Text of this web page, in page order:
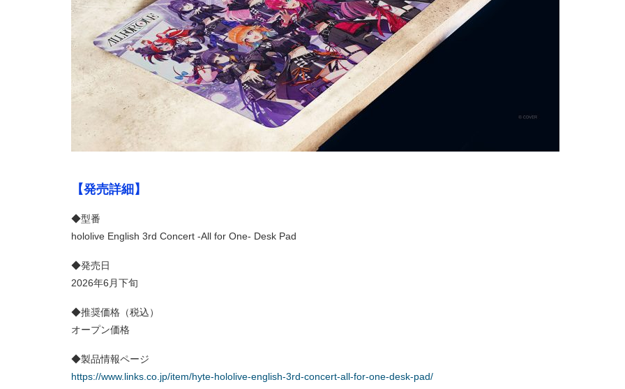
【発売詳細】
◆型番
hololive English 3rd Concert -All for One- Desk Pad
◆発売日
2026年6月下旬
◆推奨価格（税込）
オープン価格
◆製品情報ページ
https://www.links.co.jp/item/hyte-hololive-english-3rd-concert-all-for-one-desk-pad/